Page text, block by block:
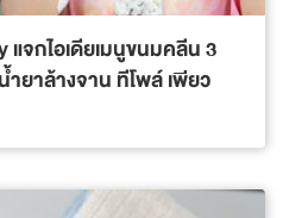
แจกไอเดียเมนูขนมคลีน 3
ยาล้างจาน ทีโพล์ เพียว